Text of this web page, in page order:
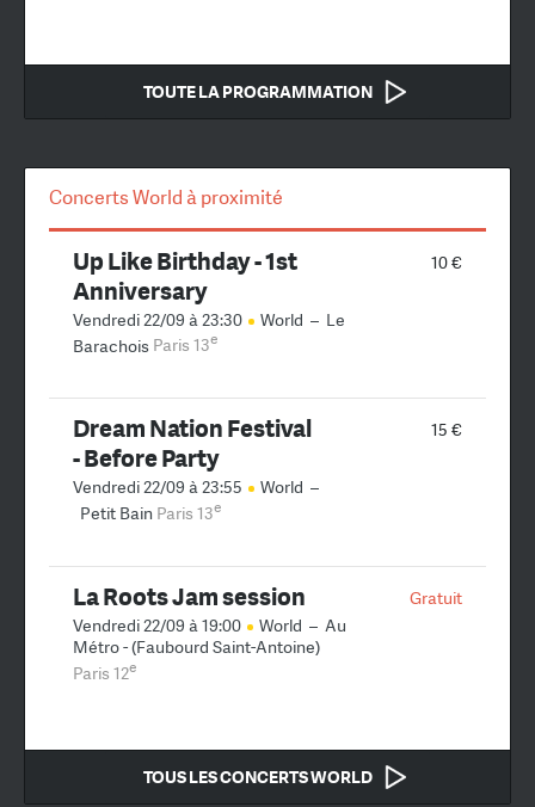
TOUTE LA PROGRAMMATION
Concerts World à proximité
10 €
Up Like Birthday - 1st
Anniversary
Vendredi 22/09 à 23:30 World – Le
Barachois Paris 13e
15 €
Dream Nation Festival
- Before Party
Vendredi 22/09 à 23:55 World –
Petit Bain Paris 13e
Gratuit
La Roots Jam session
Vendredi 22/09 à 19:00 World – Au
Métro - (Faubourd Saint-Antoine)
Paris 12e
TOUS LES CONCERTS WORLD